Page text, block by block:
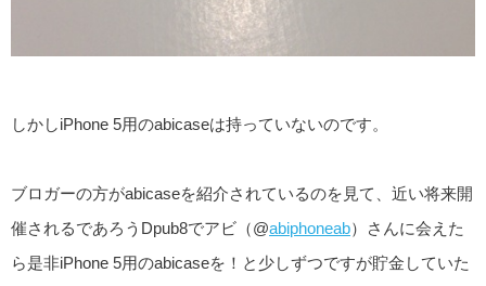
しかしiPhone 5用のabicaseは持っていないのです。
ブロガーの方がabicaseを紹介されているのを見て、近い将来開
催されるであろうDpub8でアビ（@abiphoneab）さんに会えた
ら是非iPhone 5用のabicaseを！と少しずつですが貯金していた